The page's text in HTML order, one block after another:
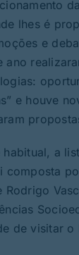
lhes é
e
ano
e houve
habitual, a
composta
Rodrigo
de visitar o